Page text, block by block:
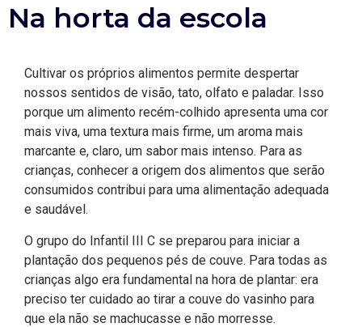
Na horta da escola
Cultivar os próprios alimentos permite despertar
nossos sentidos de visão, tato, olfato e paladar. Isso
porque um alimento recém-colhido apresenta uma cor
mais viva, uma textura mais firme, um aroma mais
marcante e, claro, um sabor mais intenso. Para as
crianças, conhecer a origem dos alimentos que serão
consumidos contribui para uma alimentação adequada
e saudável.
O grupo do Infantil III C se preparou para iniciar a
plantação dos pequenos pés de couve. Para todas as
crianças algo era fundamental na hora de plantar: era
preciso ter cuidado ao tirar a couve do vasinho para
que ela não se machucasse e não morresse.